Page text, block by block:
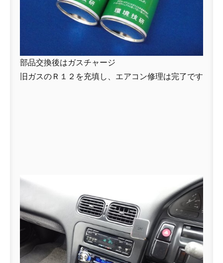
部品交換後はガスチャージ
旧ガスのＲ１２を充填し、エアコン修理は完了です